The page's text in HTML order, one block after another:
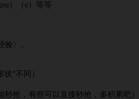
）（e）等等
〉。
”不同）
抢，有些可以直接秒抢，多积累吧）